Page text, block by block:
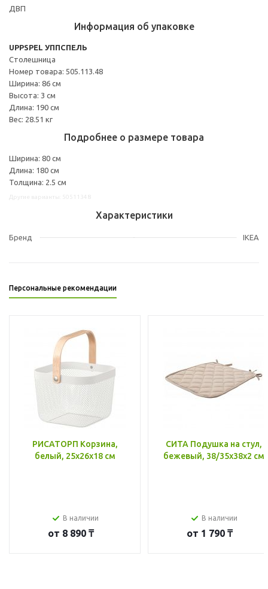
ДВП
Информация об упаковке
UPPSPEL УППСПЕЛЬ
Столешница
Номер товара: 505.113.48
Ширина: 86 см
Высота: 3 см
Длина: 190 см
Вес: 28.51 кг
Подробнее о размере товара
Ширина: 80 см
Длина: 180 см
Толщина: 2.5 см
Характеристики
Бренд IKEA
Персональные рекомендации
РИСАТОРП Корзина,
белый, 25x26x18 см
В наличии
от 8 890 ₸
СИТА Подушка на стул,
бежевый, 38/35x38x2 см
В наличии
от 1 790 ₸